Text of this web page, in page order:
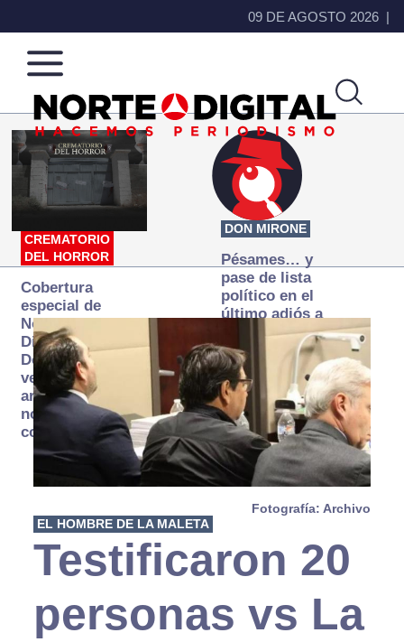
09 DE AGOSTO 2026
Norte
de
Ciudad
Más
que
noticias,
hacemos periodismo
CREMATORIO
DEL HORROR
Cobertura
especial de
Norte
Digital:
Donde la
verdad
arde… pero
no se
consume
DON MIRONE
Pésames… y
pase de lista
político en el
último adiós a
Papá Grande
Fotografía: Archivo
EL HOMBRE DE LA MALETA
Testificaron 20
personas vs La